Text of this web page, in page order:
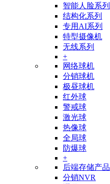
智能人脸系列
结构化系列
专用AI系列
特型摄像机
无线系列
+
网络球机
分销球机
极昼球机
红外球
警戒球
激光球
热像球
全局球
防爆球
+
后端存储产品
分销NVR